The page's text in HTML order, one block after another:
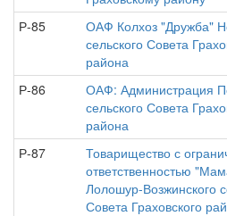
Р-85
ОАФ Колхоз "Дружба"
сельского Совета
района
Р-86
ОАФ: Администрация
сельского Совета
района
Р-87
Товарищество с
ответственностью
Лолошур-Возжинского
Совета Граховского